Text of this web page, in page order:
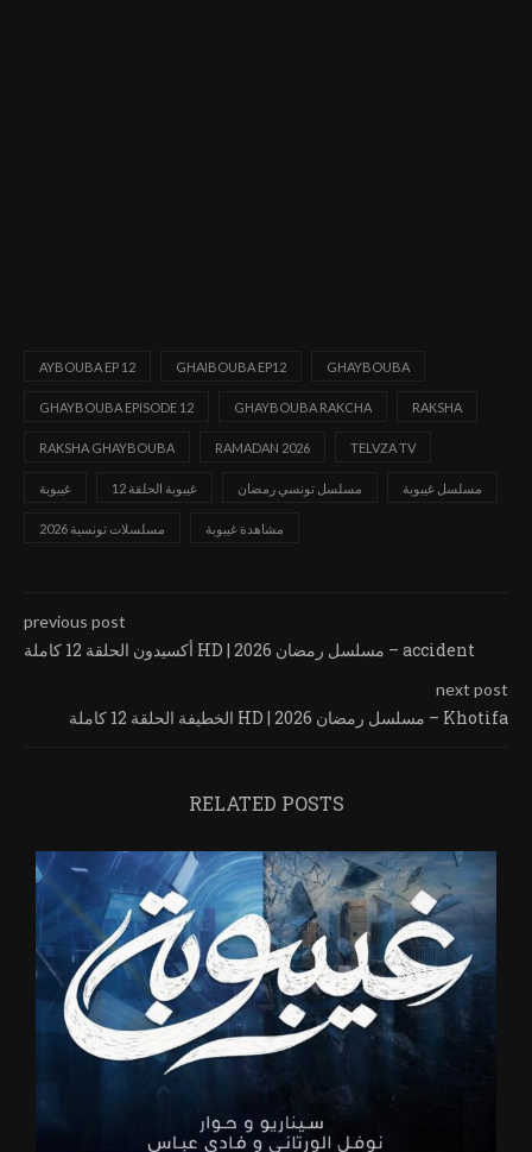
AYBOUBA EP 12 GHAIBOUBA EP12 GHAYBOUBA
GHAYBOUBA EPISODE 12 GHAYBOUBA RAKCHA RAKSHA
RAKSHA GHAYBOUBA RAMADAN 2026 TELVZA TV
غيبوبة غيبوبة الحلقة 12 مسلسل تونسي رمضان مسلسل غيبوبة
مسلسلات تونسية 2026 مشاهدة غيبوبة
previous post
أكسيدون الحلقة 12 كاملة HD | مسلسل رمضان 2026 – accident
next post
الخطيفة الحلقة 12 كاملة HD | مسلسل رمضان 2026 – Khotifa
RELATED POSTS